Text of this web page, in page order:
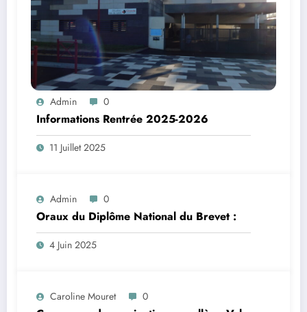
Admin 0
Informations Rentrée 2025-2026
11 Juillet 2025
Admin 0
Oraux du Diplôme National du Brevet :
4 Juin 2025
Caroline Mouret 0